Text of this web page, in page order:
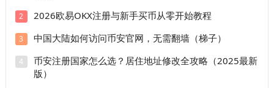
2 2026欧易OKX注册与新手买币从零开始教程
3 中国大陆如何访问币安官网，无需翻墙（梯子）
4
币安注册国家怎么选？居住地址修改全攻略（2025最新
版）